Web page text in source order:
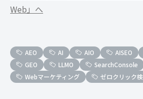
Web」へ
AEO AI AIO AISEO
GEO
LLMO SearchConsole
Webマーケティング
ゼロクリック